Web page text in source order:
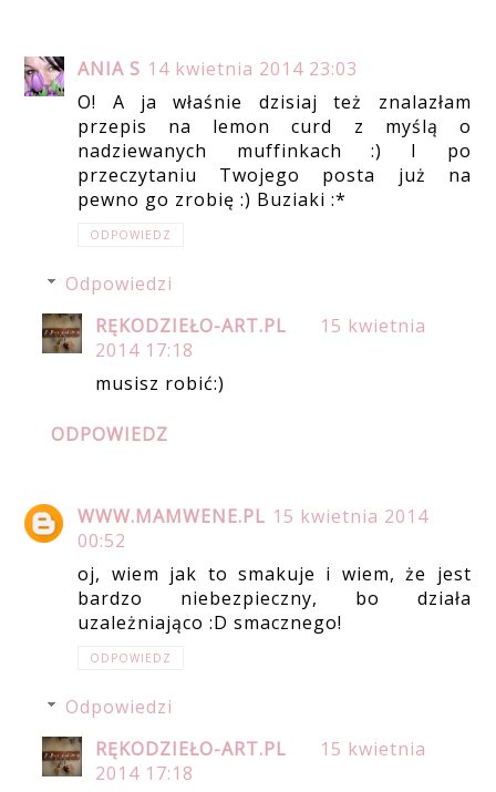
ANIA S 14 kwietnia 2014 23:03
O! A ja właśnie dzisiaj też znalazłam
przepis na lemon curd z myślą o
nadziewanych muffinkach :) I po
przeczytaniu Twojego posta już na
pewno go zrobię :) Buziaki :*
ODPOWIEDZ
Odpowiedzi
RĘKODZIEŁO-ART.PL
15 kwietnia
2014 17:18
musisz robić:)
ODPOWIEDZ
WWW.MAMWENE.PL 15 kwietnia 2014
00:52
oj, wiem jak to smakuje i wiem, że jest
bardzo niebezpieczny, bo działa
uzależniająco :D smacznego!
ODPOWIEDZ
Odpowiedzi
RĘKODZIEŁO-ART.PL
15 kwietnia
2014 17:18